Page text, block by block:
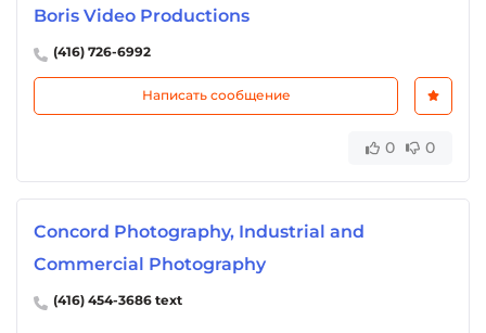
Boris Video Productions
(416) 726-6992
Написать сообщение
0 0
Concord Photography, Industrial and
Commercial Photography
(416) 454-3686 text